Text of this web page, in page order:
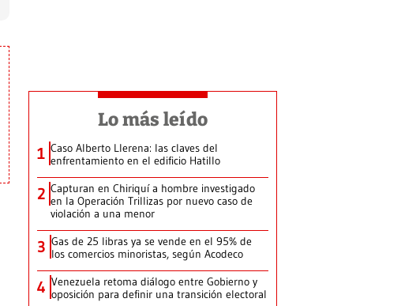
Lo más leído
1 Caso Alberto Llerena: las claves del
enfrentamiento en el edificio Hatillo
2 Capturan en Chiriquí a hombre investigado
en la Operación Trillizas por nuevo caso de
violación a una menor
3 Gas de 25 libras ya se vende en el 95% de
los comercios minoristas, según Acodeco
4 Venezuela retoma diálogo entre Gobierno y
oposición para definir una transición electoral